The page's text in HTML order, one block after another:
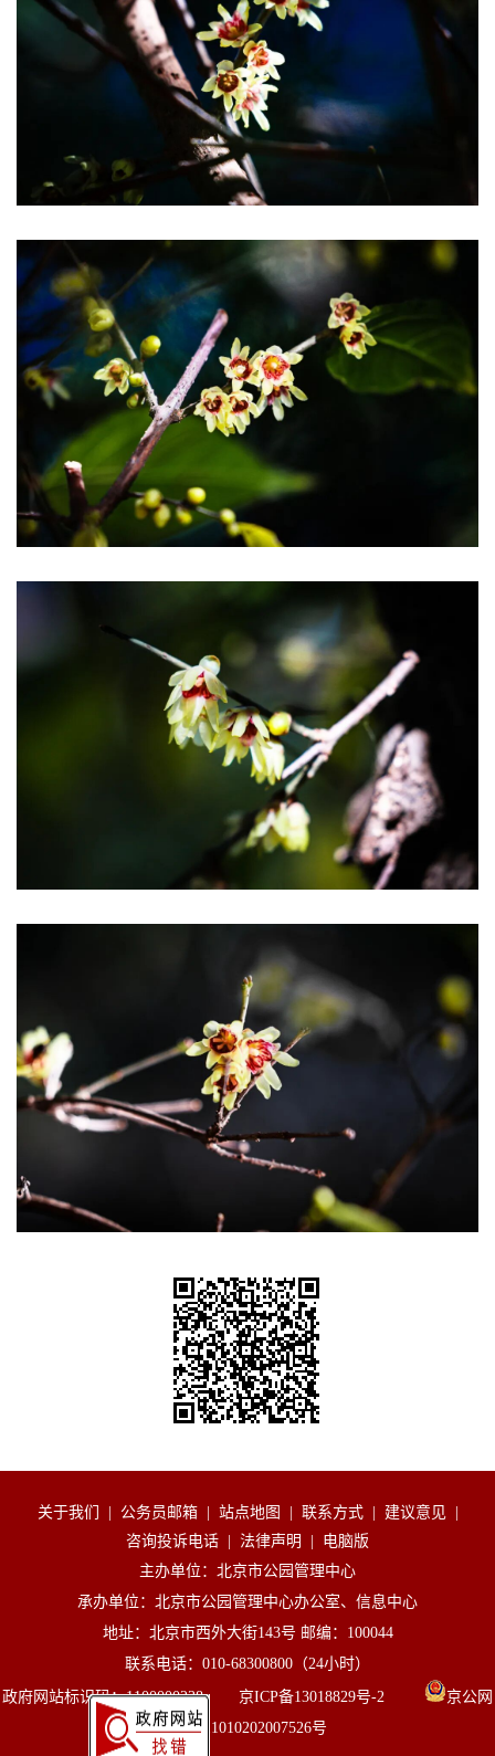
关于我们 | 公务员邮箱 | 站点地图 | 联系方式 | 建议意见
|
咨询投诉电话 | 法律声明 |
电脑版
主办单位：北京市公园管理中心
承办单位：北京市公园管理中心办公室、信息中心
地址：北京市西外大街143号 邮编：100044
联系电话：010-68300800（24小时）
政府网站标识码：1100000238 京ICP备13018829号-2
京公网
安备 11010202007526号